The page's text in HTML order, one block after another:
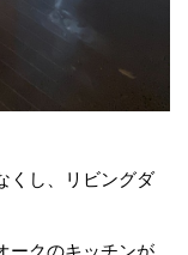
くし、リビングダ